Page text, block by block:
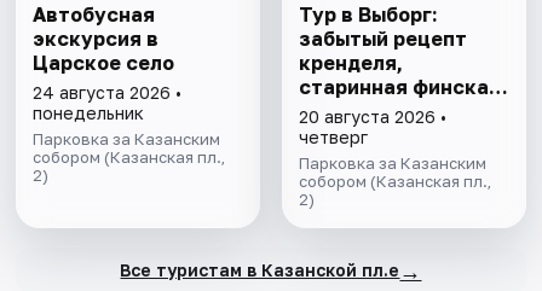
Автобусная
экскурсия в
Царское село
24 августа 2026 •
понедельник
Парковка за Казанским
собором (Казанская пл.,
2)
Тур в Выборг:
забытый рецепт
кренделя,
старинная финская
усадьба и вкус
настоящего живого
пива
20 августа 2026 •
четверг
Парковка за Казанским
собором (Казанская пл.,
2)
Все туристам в Казанской пл.е →